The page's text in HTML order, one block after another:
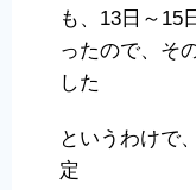
も、13日～15
ったので、そ
した
というわけで
定